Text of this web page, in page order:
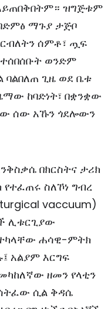
ዝግጅቱም
ማጉያ ታጅቦ
ሰምቶ፣ ጧፍ
ወንድም
ባልበለጠ ጊዜ ወደ ቤቱ
ከባድነት፣ በቋንቋው
ሰው አኹን ጎደሎውን
በክርስትና ታሪክ
ስለኾነ ግብረ
vaccuum)
ሊቱርጊያው
ሐሳዊ-ምትክ
አልያም እርግፍ
ዘመን የላቲን
ሲል ቅዳሴ